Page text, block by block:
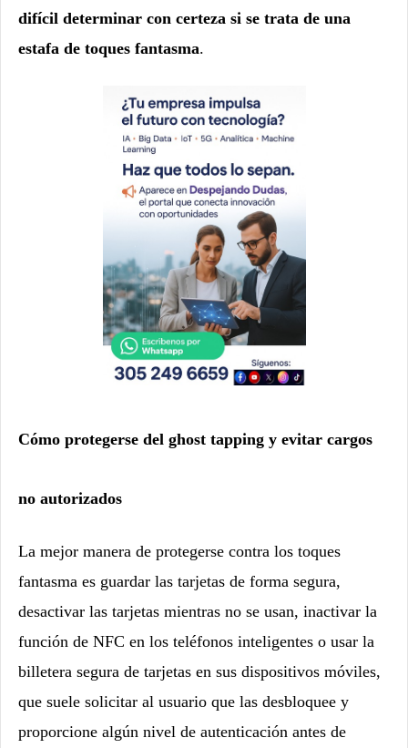
difícil determinar con certeza si se trata de una
estafa de toques fantasma.
Cómo protegerse del ghost tapping y evitar cargos
no autorizados
La mejor manera de protegerse contra los toques
fantasma es guardar las tarjetas de forma segura,
desactivar las tarjetas mientras no se usan, inactivar la
función de NFC en los teléfonos inteligentes o usar la
billetera segura de tarjetas en sus dispositivos móviles,
que suele solicitar al usuario que las desbloquee y
proporcione algún nivel de autenticación antes de